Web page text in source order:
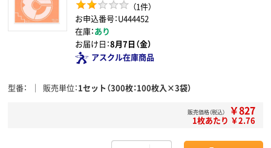
（1件）
お申込番号：U444452
在庫：あり
お届け日：8月7日（金）
アスクル在庫商品
型番 販売単位 1セット（300枚：100枚入×3袋）
販売価格（税込） ￥827
1枚あたり ￥2.76